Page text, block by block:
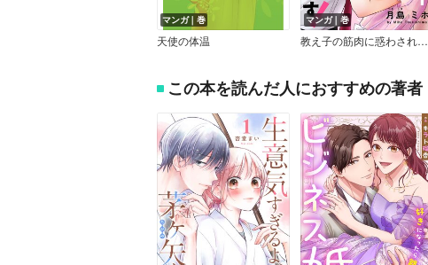
マンガ｜巻
天使の体温
マンガ｜巻
教え子の筋肉に惑わされています！
この本を読んだ人におすすめの著者